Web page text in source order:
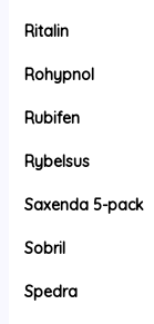
Ritalin
Rohypnol
Rubifen
Rybelsus
Saxenda 5-pack
Sobril
Spedra